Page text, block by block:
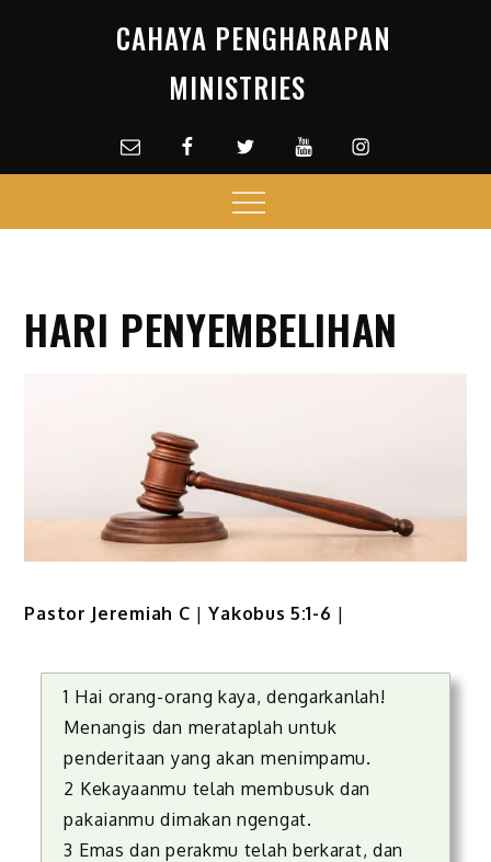
CAHAYA PENGHARAPAN
MINISTRIES
Email facebookTwitterYoutubeInstagram
Menu
HARI PENYEMBELIHAN
Pastor Jeremiah C | Yakobus 5:1-6 |
1 Hai orang-orang kaya, dengarkanlah!
Menangis dan merataplah untuk
penderitaan yang akan menimpamu.
2 Kekayaanmu telah membusuk dan
pakaianmu dimakan ngengat.
3 Emas dan perakmu telah berkarat, dan